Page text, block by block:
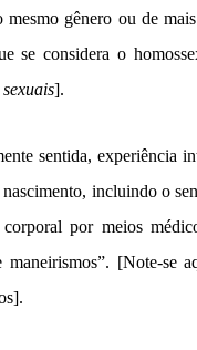
gênero ou de
se considera o
].
sentida, experiência
incluindo o
por meios
[Note-se